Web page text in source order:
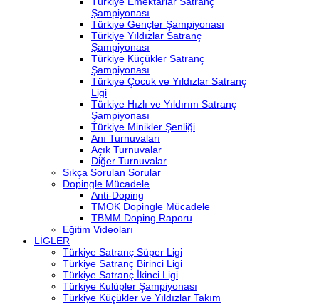
Şampiyonası
Türkiye Gençler Şampiyonası
Türkiye Yıldızlar Satranç
Şampiyonası
Türkiye Küçükler Satranç
Şampiyonası
Türkiye Çocuk ve Yıldızlar Satranç
Ligi
Türkiye Hızlı ve Yıldırım Satranç
Şampiyonası
Türkiye Minikler Şenliği
Anı Turnuvaları
Açık Turnuvalar
Diğer Turnuvalar
Sıkça Sorulan Sorular
Dopingle Mücadele
Anti-Doping
TMOK Dopingle Mücadele
TBMM Doping Raporu
Eğitim Videoları
LİGLER
Türkiye Satranç Süper Ligi
Türkiye Satranç Birinci Ligi
Türkiye Satranç İkinci Ligi
Türkiye Kulüpler Şampiyonası
Türkiye Küçükler ve Yıldızlar Takım